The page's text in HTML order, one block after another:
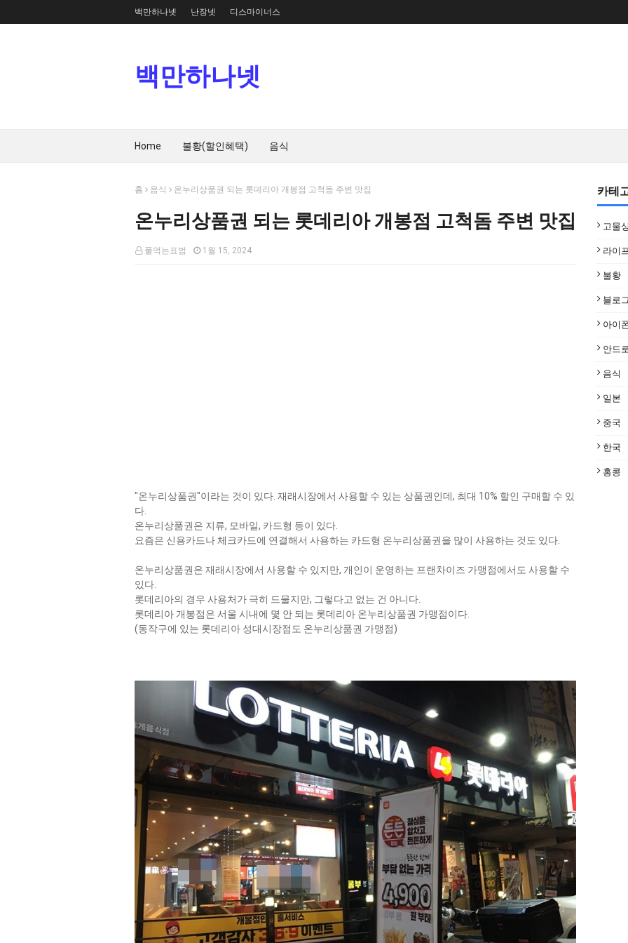
백만하나넷 난장넷 디스마이너스
백만하나넷
Home 불황(할인혜택) 음식
홈 음식 온누리상품권 되는 롯데리아 개봉점 고척돔 주변 맛집
온누리상품권 되는 롯데리아 개봉점 고척돔 주변 맛집
풀먹는표범 1월 15, 2024
"온누리상품권"이라는 것이 있다. 재래시장에서 사용할 수 있는 상품권인데, 최대 10% 할인 구매할 수 있
다.
온누리상품권은 지류, 모바일, 카드형 등이 있다.
요즘은 신용카드나 체크카드에 연결해서 사용하는 카드형 온누리상품권을 많이 사용하는 것도 있다.
온누리상품권은 재래시장에서 사용할 수 있지만, 개인이 운영하는 프랜차이즈 가맹점에서도 사용할 수
있다.
롯데리아의 경우 사용처가 극히 드물지만, 그렇다고 없는 건 아니다.
롯데리아 개봉점은 서울 시내에 몇 안 되는 롯데리아 온누리상품권 가맹점이다.
(동작구에 있는 롯데리아 성대시장점도 온누리상품권 가맹점)
카테
고물
라이
불황
블로
아이
안드
음식
일본
중국
한국
홍콩